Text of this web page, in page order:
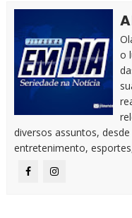
o
diversos assuntos,
entretenimento,